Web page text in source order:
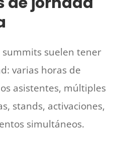
summits suelen tener
varias horas de
asistentes, múltiples
stands, activaciones,
simultáneos.